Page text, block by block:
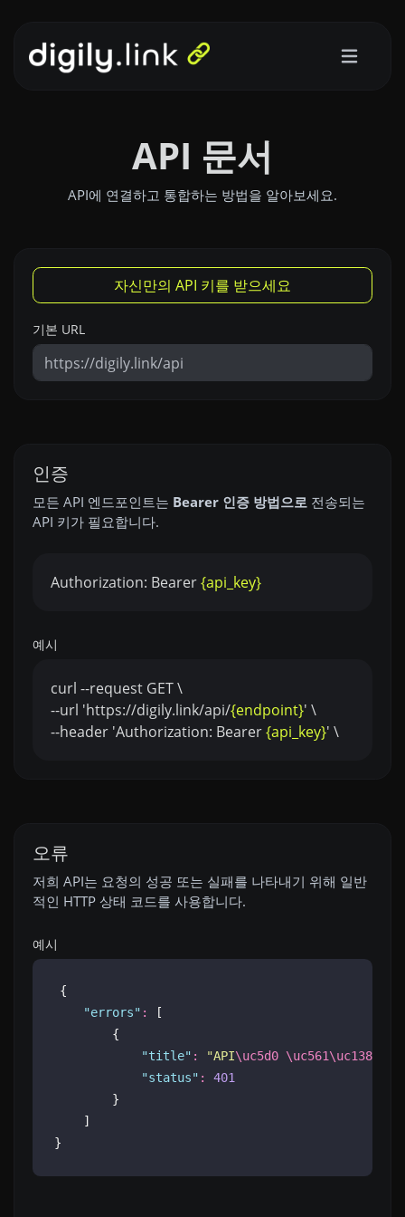
API 문서
API에 연결하고 통합하는 방법을 알아보세요.
자신만의 API 키를 받으세요
기본 URL
인증
모든 API 엔드포인트는 Bearer 인증 방법으로 전송되는
API 키가 필요합니다.
Authorization: Bearer{api_key}
예시
curl --request GET \
--url 'https://digily.link/api/{endpoint}' \
--header 'Authorization: Bearer{api_key}' \
오류
저희 API는 요청의 성공 또는 실패를 나타내기 위해 일반
적인 HTTP 상태 코드를 사용합니다.
예시
{
"errors" :
        {
"title" : "API\uc5d0
"status" :
401
        }
}